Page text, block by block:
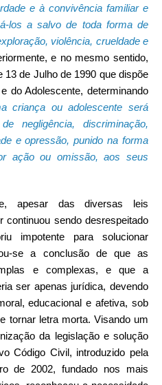
e à convivência familiar e
los a salvo de toda forma de
violência, crueldade e
e no mesmo sentido,
13 de Julho de 1990 que dispõe
do Adolescente, determinando
criança ou adolescente será
negligência, discriminação,
e opressão, punido na forma
ação ou omissão, aos seus
apesar das diversas leis
continuou sendo desrespeitado
impotente para solucionar
se a conclusão de que as
e complexas, e que a
ser apenas jurídica, devendo
educacional e afetiva, sob
tornar letra morta. Visando um
da legislação e solução
Código Civil, introduzido pela
de 2002, fundado nos mais